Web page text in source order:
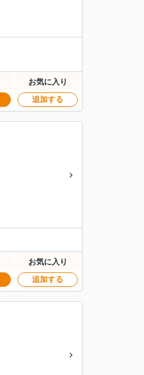
お気に入り
追加する
お気に入り
追加する